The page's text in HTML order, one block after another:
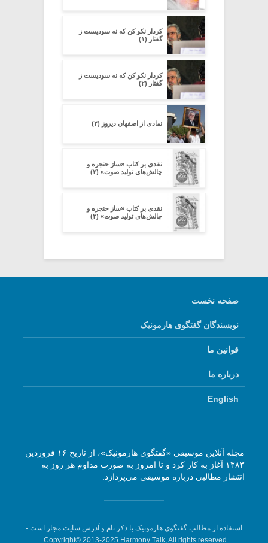
کردار نکو کن که نه سودیست ز
گفتار (۱)
کردار نکو کن که نه سودیست ز
گفتار (۲)
نمادی از اصفهان دیروز (۲)
نقدی بر کتاب «ساز حنجره و
چالش‌های تولید صوت» (۲)
نقدی بر کتاب «ساز حنجره و
چالش‌های تولید صوت» (۳)
صفحه نخست
نویسندگان گفتگوی هارمونیک
قوانین ما
درباره ما
English
مجله آنلاین موسیقی «گفتگوی هارمونیک»، از تاریخ ۱۶ فروردین
۱۳۸۳ آغاز به کار کرد و تا امروز به صورت مداوم هر روز به
انتشار مطالبی درباره موسیقی می‌پردازد.
استفاده از مطالب گفتگوی هارمونیک با ذکر نام و آدرس سایت مجاز است -
Copyright© 2013-2025 Harmony Talk, All rights reserved.